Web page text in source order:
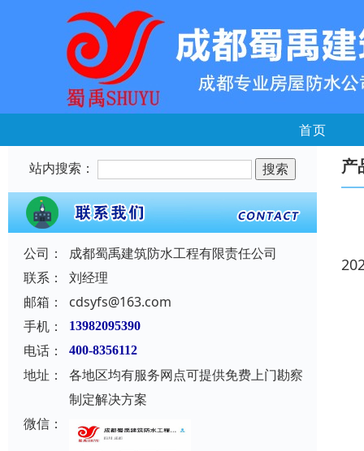
首页
站内搜索：
公司：
成都蜀禹建筑防水工程有限责任公司
联系：
刘经理
邮箱：
cdsyfs@163.com
手机：
13982095390
电话： 400-8356112
地址：
各地区均有服务网点可提供免费上门勘察
制定解决方案
微信：
产